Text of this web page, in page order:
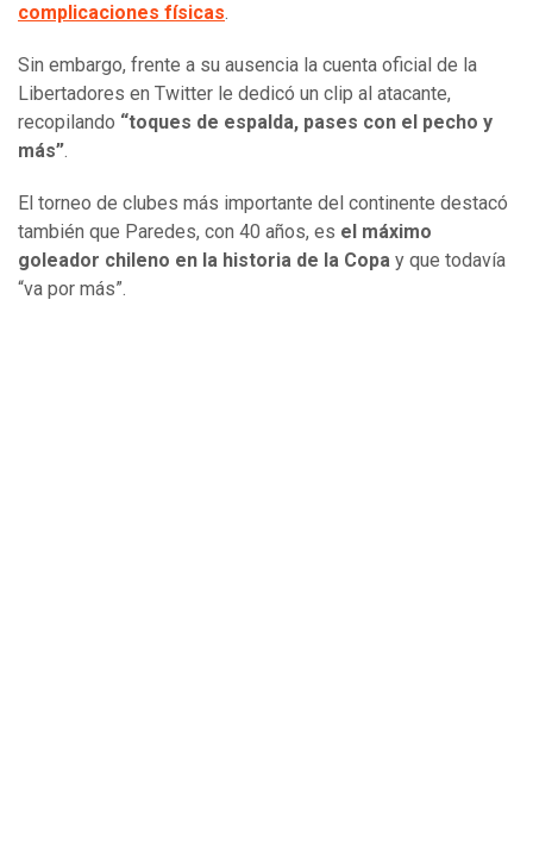
complicaciones físicas.
Sin embargo, frente a su ausencia la cuenta oficial de la
Libertadores en Twitter le dedicó un clip al atacante,
recopilando “toques de espalda, pases con el pecho y
más”.
El torneo de clubes más importante del continente destacó
también que Paredes, con 40 años, es el máximo
goleador chileno en la historia de la Copa y que todavía
“va por más”.